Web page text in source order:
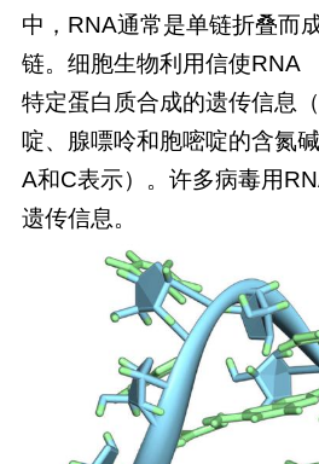
中，RNA通常是单链折叠而
链。细胞生物利用信使RNA
特定蛋白质合成的遗传信息
啶、腺嘌呤和胞嘧啶的含氮
A和C表示）。许多病毒用
遗传信息。